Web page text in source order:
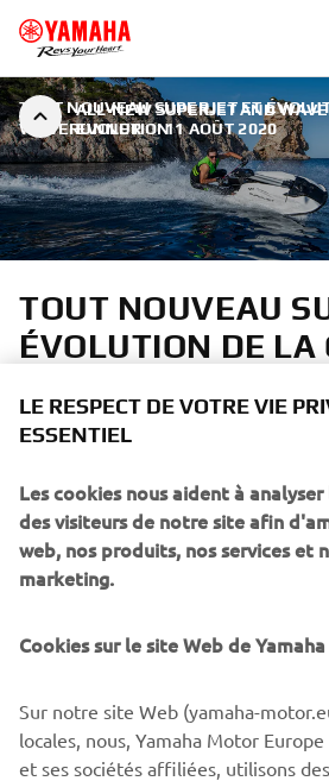
ALL-NEW SUPERJET AND
EVOLUTION
TOUT NOUVEAU SUPERJET ET
WAVERUNNER | 11 AOÛT 2020
TOUT NOUVEAU
ÉVOLUTION DE LA
Depuis la naissance de Yamaha
attentes de nos clients. Pour
famille, nous ouvrons différents «
créer des produits qui offriront
sensations. C'est pourquoi nous
trois segments : Sport, Cruising et
en compétition, ainsi que les
sans oublier les derniers coloris des
LE RESPECT DE VOTRE VIE
ESSENTIEL
Les cookies nous aident à
des visiteurs de notre site afin
web, nos produits, nos services et
marketing.
Cookies sur le site Web de
Sur notre site Web (yamaha-
locales, nous, Yamaha Motor Europe
et ses sociétés affiliées, utilisons